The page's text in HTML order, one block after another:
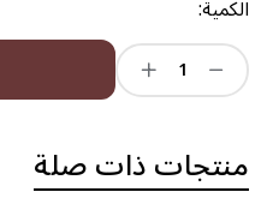
الكمية:
منتجات ذات صلة